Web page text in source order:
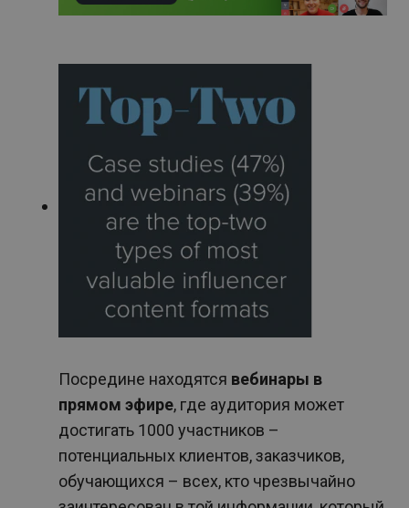
Посредине находятся вебинары в
прямом эфире, где аудитория может
достигать 1000 участников –
потенциальных клиентов, заказчиков,
обучающихся – всех, кто чрезвычайно